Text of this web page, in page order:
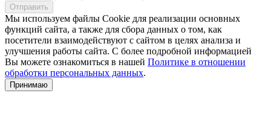
Мы используем файлы Cookie для реализации основных
функций сайта, а также для сбора данных о том, как
посетители взаимодействуют с сайтом в целях анализа и
улучшения работы сайта. С более подробной информацией
Вы можете ознакомиться в нашей Политике в отношении
обработки персональных данных.
Принимаю